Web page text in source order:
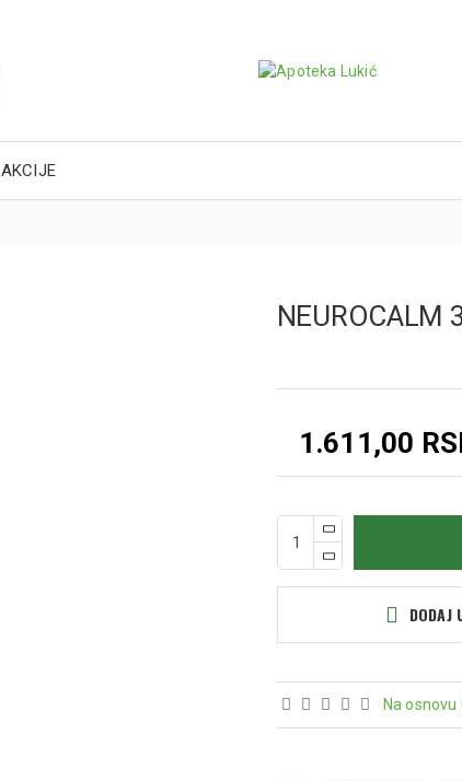
AKCIJE
NEUROCALM
Na osnovu
1.611,00
DODAJ